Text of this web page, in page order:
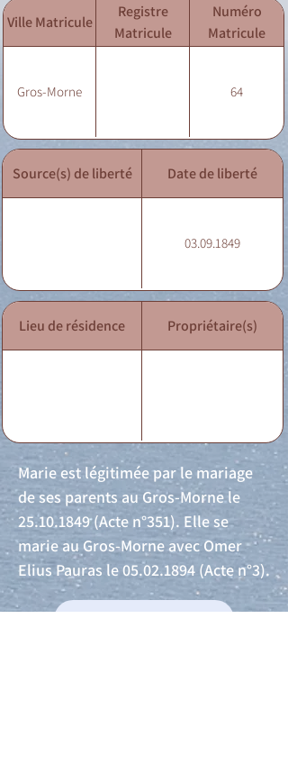
Ville Matricule
Registre
Matricule
Numéro
Matricule
Gros-Morne 64
Source(s) de liberté Date de liberté
03.09.1849
Lieu de résidence Propriétaire(s)
Marie est légitimée par le mariage
de ses parents au Gros-Morne le
25.10.1849(Acte n°351). Elle se
marie au Gros-Morne avec Omer
Elius Pauras le05.02.1894 (Acte n°3).